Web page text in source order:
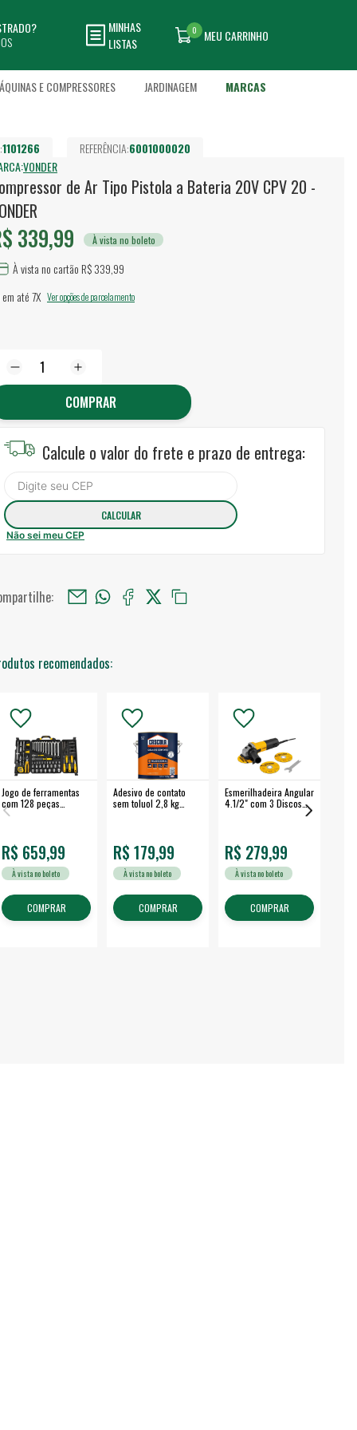
MINHAS
LISTAS
MEU CARRINHO
0
E COMPRESSORES JARDINAGEM MARCAS
1101266 REFERÊNCIA:6001000020
VONDER
de Ar Tipo Pistola a Bateria 20V CPV 20 -
339,99 À vista no boleto
À vista no cartão R$ 339,99
em até7X Ver opções de parcelamento
COMPRAR
Calcule o valor do frete e prazo de entrega:
Não sei meu CEP
recomendados:
Jogo de ferramentas
com 128 peças
embalagem fechada -
R$ 659,99
À vista no boleto
COMPRAR
Adesivo de contato
sem toluol 2,8 kg
R$ 179,99
À vista no boleto
COMPRAR
Esmerilhadeira Angular
4.1/2" com 3 Discos
R$ 279,99
À vista no boleto
COMPRAR